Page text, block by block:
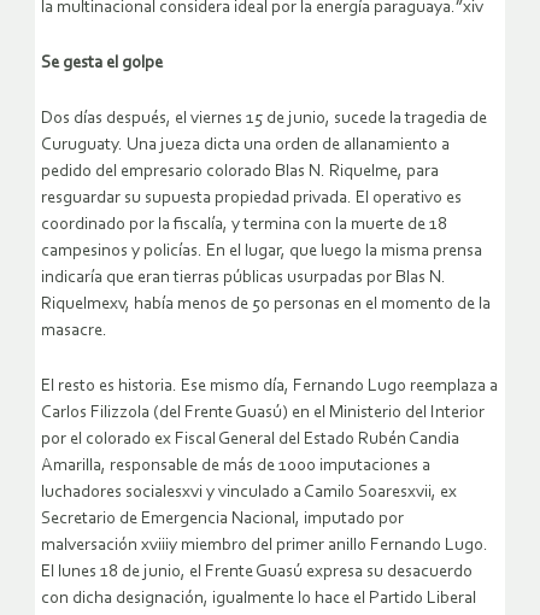
la multinacional considera ideal por la energía paraguaya.”xiv
Se gesta el golpe
Dos días después, el viernes 15 de junio, sucede la tragedia de
Curuguaty. Una jueza dicta una orden de allanamiento a
pedido del empresario colorado Blas N. Riquelme, para
resguardar su supuesta propiedad privada. El operativo es
coordinado por la fiscalía, y termina con la muerte de 18
campesinos y policías. En el lugar, que luego la misma prensa
indicaría que eran tierras públicas usurpadas por Blas N.
Riquelmexv, había menos de 50 personas en el momento de la
masacre.
El resto es historia. Ese mismo día, Fernando Lugo reemplaza a
Carlos Filizzola (del Frente Guasú) en el Ministerio del Interior
por el colorado ex Fiscal General del Estado Rubén Candia
Amarilla, responsable de más de 1000 imputaciones a
luchadores socialesxvi y vinculado a Camilo Soaresxvii, ex
Secretario de Emergencia Nacional, imputado por
malversación xviiiy miembro del primer anillo Fernando Lugo.
El lunes 18 de junio, el Frente Guasú expresa su desacuerdo
con dicha designación, igualmente lo hace el Partido Liberal